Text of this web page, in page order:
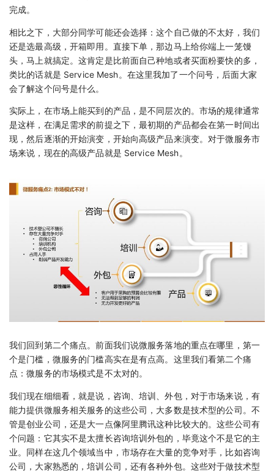
完成。
相比之下，大部分同学可能还会选择：这个自己做的不太好，我们
还是选最高级，开箱即用。直接下单，那边马上给你端上一笼馒
头，马上就搞定。这肯定是比前面自己种地或者买面粉要快的多，
类比的话就是 Service Mesh。在这里我加了一个问号，后面大家
会了解这个问号是什么。
实际上，在市场上能买到的产品，是不同层次的。市场的规律通常
是这样，在满足需求的前提之下，最初期的产品都会在第一时间出
现，然后逐渐的开始演变，开始向高级产品来演变。对于微服务市
场来说，现在的高级产品就是 Service Mesh。
我们回到第二个痛点。前面我们说微服务落地的重点在哪里，第一
个是门槛，微服务的门槛高实在是有点高。这里我们看第二个痛
点：微服务的市场模式是不太对的。
我们现在细细看，就是说，咨询、培训、外包，对于市场来说，有
能力提供微服务相关服务的这些公司，大多数是技术型的公司。不
管是创业公司，还是大一点像阿里腾讯这种比较大的。这些公司有
个问题：它其实不是太擅长咨询培训外包的，毕竟这个不是它的主
业。同样在这几个领域当中，市场存在大量的竞争对手，比如咨询
公司，大家熟悉的，培训公司，还有各种外包。这些对于做技术型